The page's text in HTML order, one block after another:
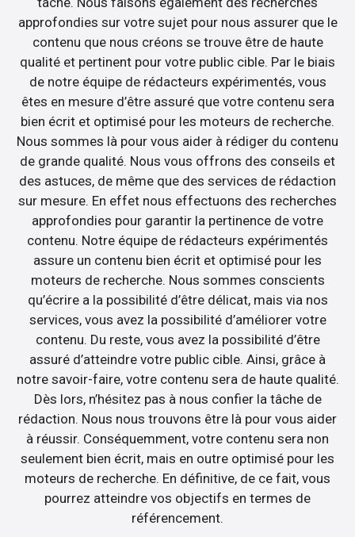
approfondies sur votre sujet pour nous assurer que le
contenu que nous créons se trouve être de haute
qualité et pertinent pour votre public cible. Par le biais
de notre équipe de rédacteurs expérimentés, vous
êtes en mesure d’être assuré que votre contenu sera
bien écrit et optimisé pour les moteurs de recherche.
Nous sommes là pour vous aider à rédiger du contenu
de grande qualité. Nous vous offrons des conseils et
des astuces, de même que des services de rédaction
sur mesure. En effet nous effectuons des recherches
approfondies pour garantir la pertinence de votre
contenu. Notre équipe de rédacteurs expérimentés
assure un contenu bien écrit et optimisé pour les
moteurs de recherche. Nous sommes conscients
qu’écrire a la possibilité d’être délicat, mais via nos
services, vous avez la possibilité d’améliorer votre
contenu. Du reste, vous avez la possibilité d’être
assuré d’atteindre votre public cible. Ainsi, grâce à
notre savoir-faire, votre contenu sera de haute qualité.
Dès lors, n’hésitez pas à nous confier la tâche de
rédaction. Nous nous trouvons être là pour vous aider
à réussir. Conséquemment, votre contenu sera non
seulement bien écrit, mais en outre optimisé pour les
moteurs de recherche. En définitive, de ce fait, vous
pourrez atteindre vos objectifs en termes de
référencement.